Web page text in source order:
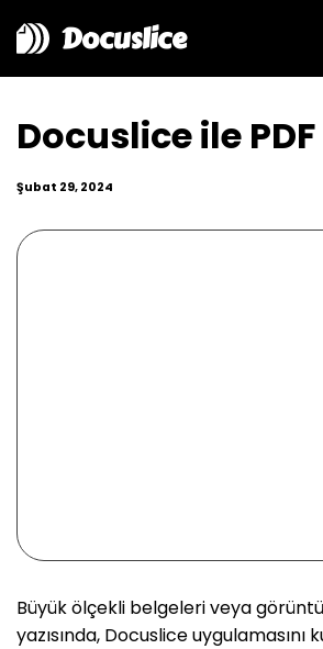
Docuslice
Docuslice ile PDF
Şubat 29, 2024
Büyük ölçekli belgeleri veya
yazısında, Docuslice